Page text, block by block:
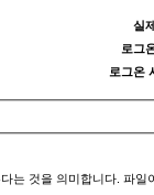
실
로그
로그온
는 것을 의미합니다. 파